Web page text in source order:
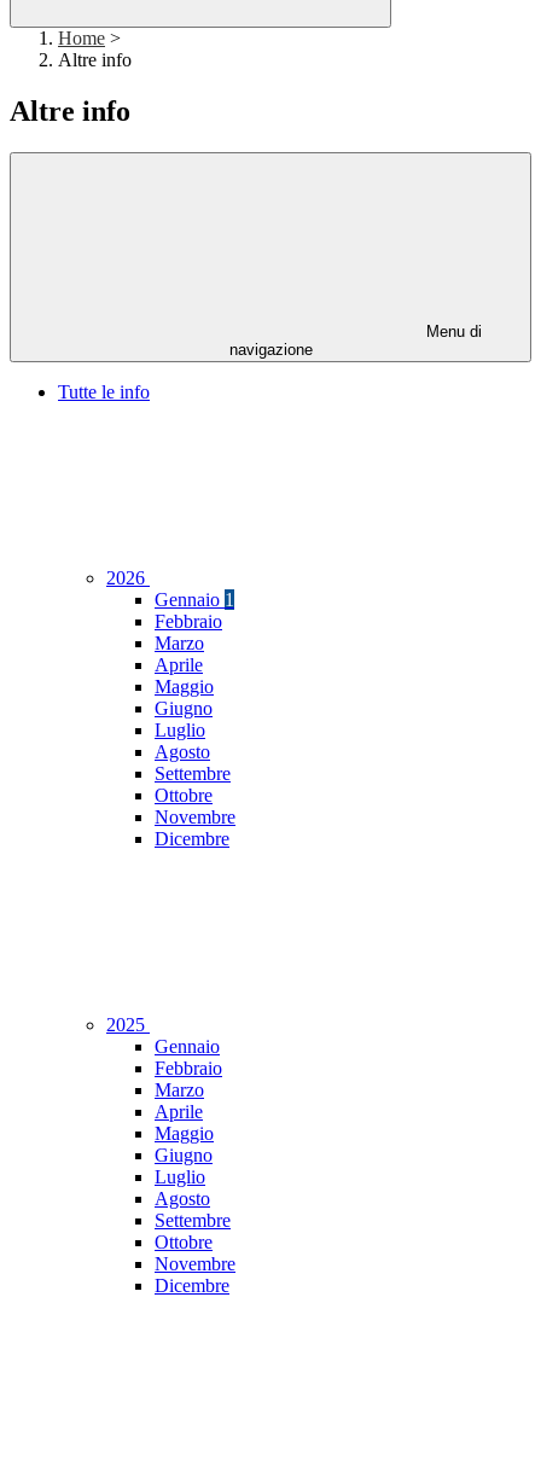
Home >
Altre info
Altre info
Menu di
navigazione
Tutte le info
2026
Gennaio 1
Febbraio
Marzo
Aprile
Maggio
Giugno
Luglio
Agosto
Settembre
Ottobre
Novembre
Dicembre
2025
Gennaio
Febbraio
Marzo
Aprile
Maggio
Giugno
Luglio
Agosto
Settembre
Ottobre
Novembre
Dicembre